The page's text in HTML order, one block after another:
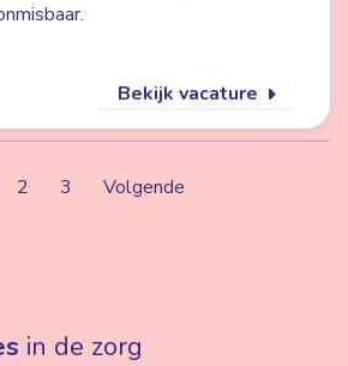
Bekijk vacature
2 3 Volgende
in de zorg